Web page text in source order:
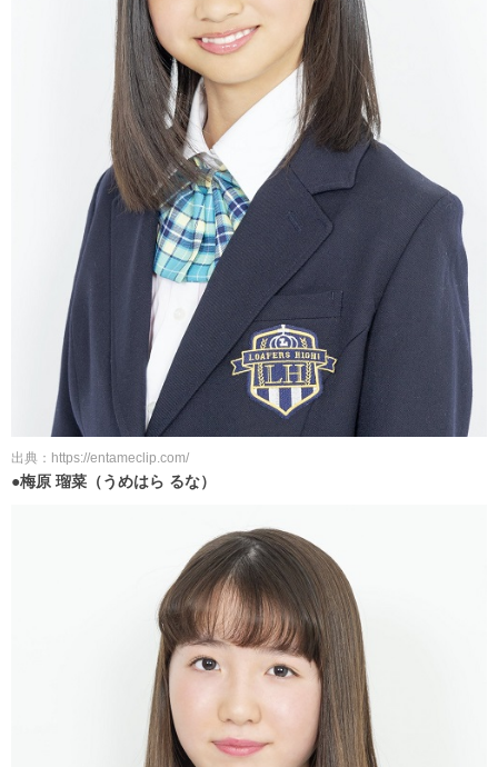
出典：https://entameclip.com/
●梅原 瑠菜（うめはら るな）